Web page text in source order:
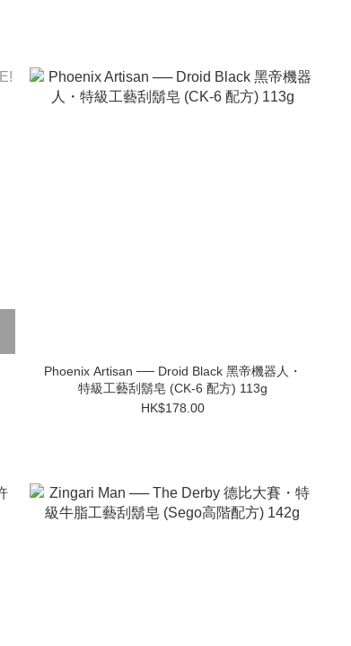
Phoenix Artisan ── Droid Black 黑帝機器人・
特級工藝刮鬍皂 (CK-6 配方) 113g
HK$178.00